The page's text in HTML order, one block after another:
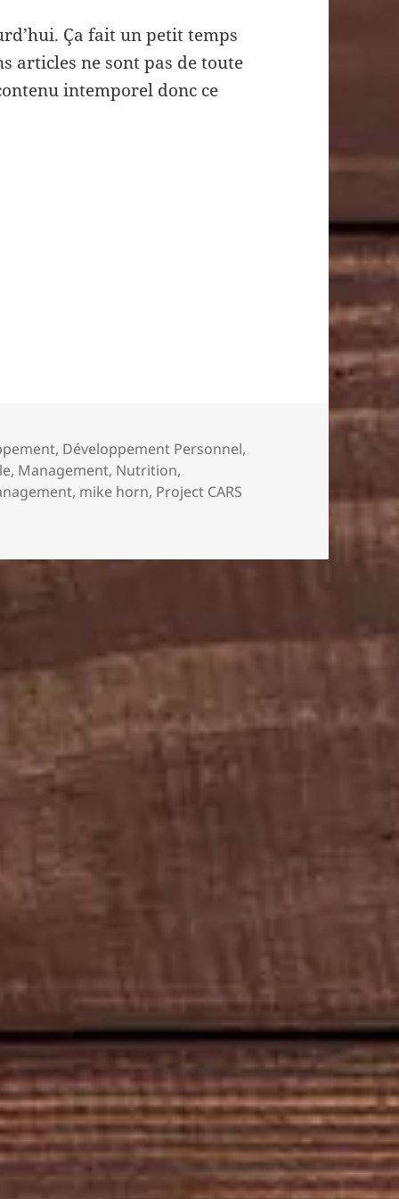
Ça fait un petit temps
articles ne sont pas de toute
intemporel donc ce
, Développement Personnel,
, Management, Nutrition,
, mike horn, Project CARS